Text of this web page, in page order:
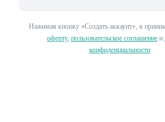
Нажимая кнопку «‎Создать аккаунт»‎, я
оферту, пользовательское соглашение и
конфиденциальности